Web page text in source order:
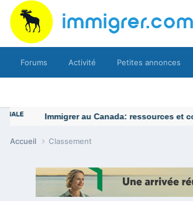
Forums Activité Petites annonces
Immigrer au Canada: ressources et
Accueil Classement